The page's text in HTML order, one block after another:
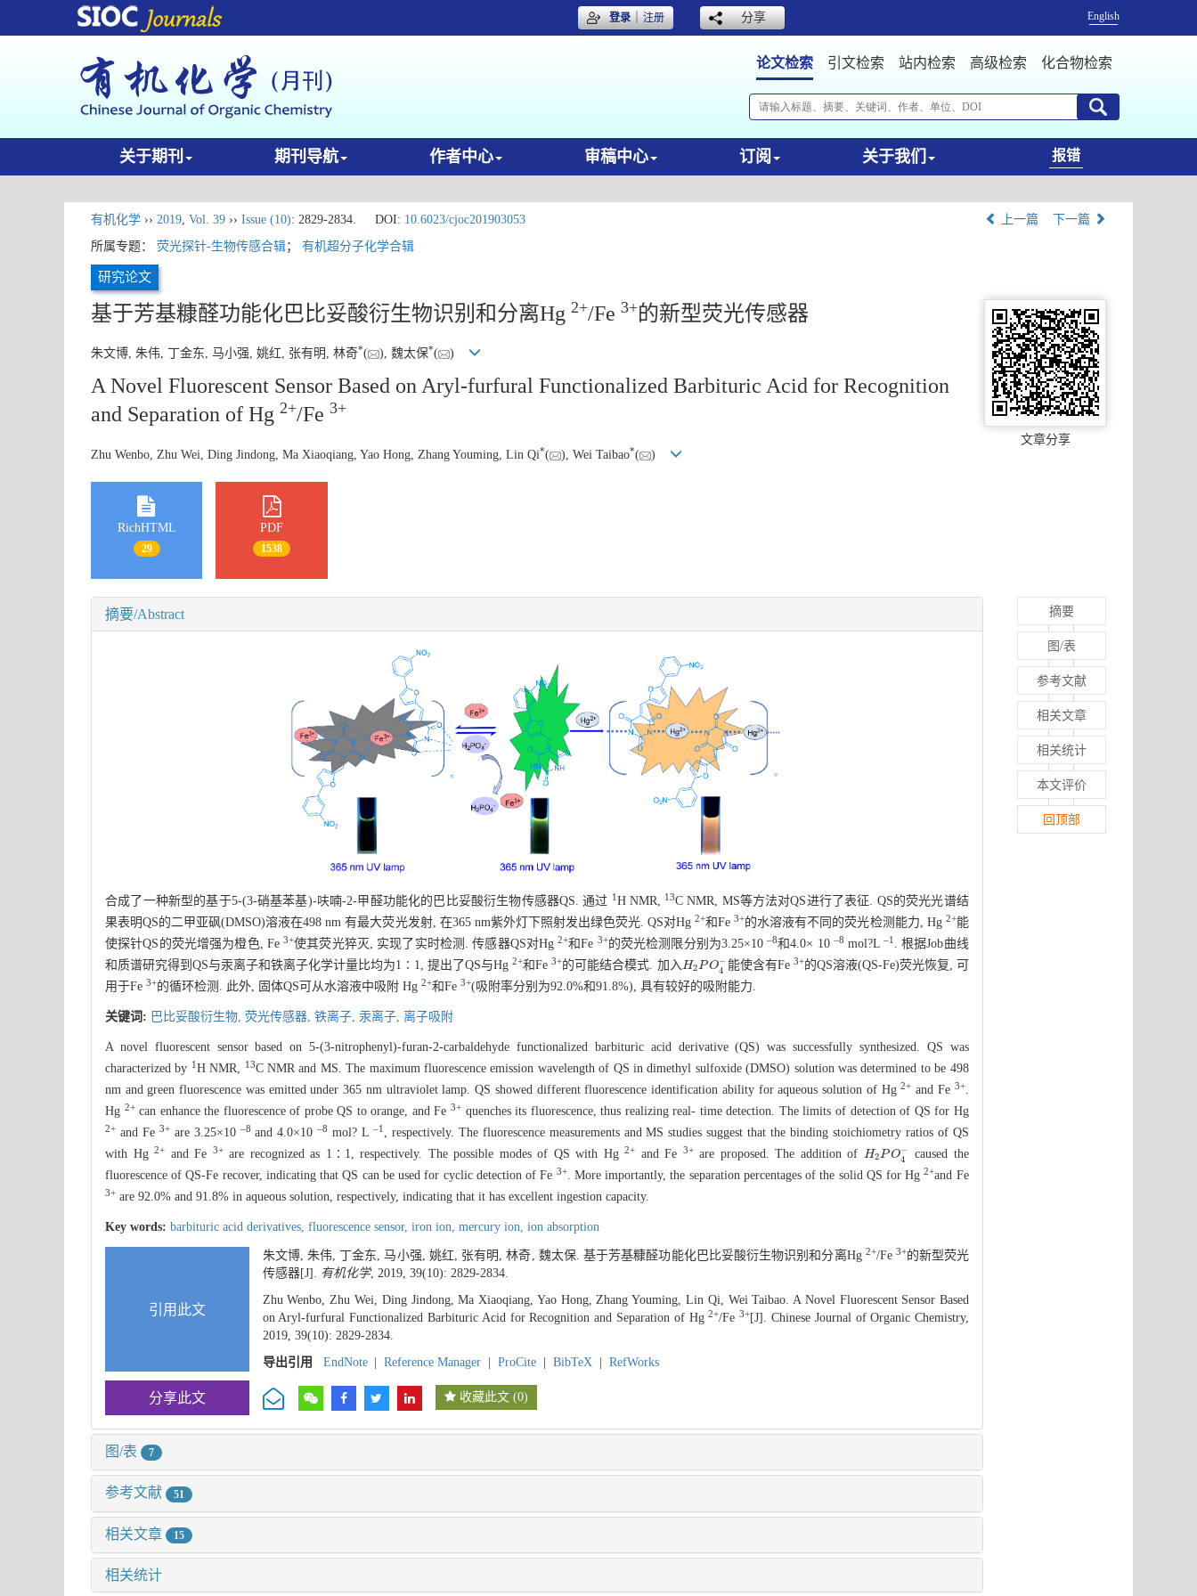
登录｜注册 分享 English
论文检索 引文检索 站内检索 高级检索 化合物检索
关于期刊 期刊导航 作者中心 审稿中心 订阅 关于我们 报错
有机化学 ›› 2019, Vol. 39 ›› Issue (10): 2829-2834. DOI: 10.6023/cjoc201903053 上一篇
下一篇
所属专题： 荧光探针-生物传感合辑； 有机超分子化学合辑
研究论文
基于芳基糠醛功能化巴比妥酸衍生物识别和分离Hg 2+/Fe 3+的新型荧光传感器
朱文博, 朱伟, 丁金东, 马小强, 姚红, 张有明, 林奇*( ), 魏太保*( )
A Novel Fluorescent Sensor Based on Aryl-furfural Functionalized Barbituric Acid for Recognition
and Separation of Hg 2+/Fe 3+
Zhu Wenbo, Zhu Wei, Ding Jindong, Ma Xiaoqiang, Yao Hong, Zhang Youming, Lin Qi*( ), Wei Taibao*( )
文章分享
RichHTML
29
PDF
1538
摘要/Abstract
合成了一种新型的基于5-(3-硝基苯基)-呋喃-2-甲醛功能化的巴比妥酸衍生物传感器QS. 通过 1 H NMR, 13C NMR, MS等方法对QS进行了表征. QS的荧光光谱结
果表明QS的二甲亚砜(DMSO)溶液在498 nm 有最大荧光发射, 在365 nm紫外灯下照射发出绿色荧光. QS对Hg2+和Fe3+的水溶液有不同的荧光检测能力, Hg 2+能
使探针QS的荧光增强为橙色, Fe 3+使其荧光猝灭, 实现了实时检测. 传感器QS对Hg2+和Fe 3+的荧光检测限分别为3.25×10–8和4.0× 10 –8 mol?L–1 . 根据Job曲线
和质谱研究得到QS与汞离子和铁离子化学计量比均为1∶1, 提出了QS与Hg2+和Fe3+的可能结合模式. 加入H2PO−
4
H2PO4− 能使含有Fe 3+的QS溶液(QS-Fe)荧光恢复, 可
用于Fe 3+的循环检测. 此外, 固体QS可从水溶液中吸附 Hg 2+和Fe 3+(吸附率分别为92.0%和91.8%), 具有较好的吸附能力.
关键词: 巴比妥酸衍生物, 荧光传感器, 铁离子, 汞离子, 离子吸附
A novel fluorescent sensor based on 5-(3-nitrophenyl)-furan-2-carbaldehyde functionalized barbituric acid derivative (QS) was successfully synthesized. QS was
characterized by 1 H NMR, 13C NMR and MS. The maximum fluorescence emission wavelength of QS in dimethyl sulfoxide (DMSO) solution was determined to be 498
nm and green fluorescence was emitted under 365 nm ultraviolet lamp. QS showed different fluorescence identification ability for aqueous solution of Hg2+ and Fe 3+.
Hg 2+can enhance the fluorescence of probe QS to orange, and Fe3+ quenches its fluorescence, thus realizing real- time detection. The limits of detection of QS for Hg
2+ and Fe 3+are 3.25×10 –8 and 4.0×10–8 mol? L –1 , respectively. The fluorescence measurements and MS studies suggest that the binding stoichiometry ratios of QS
with Hg2+ and Fe 3+are recognized as 1∶1, respectively. The possible modes of QS with Hg2+ and Fe 3+are proposed. The addition of H2PO−
4
H2PO4− caused the
fluorescence of QS-Fe recover, indicating that QS can be used for cyclic detection of Fe 3+. More importantly, the separation percentages of the solid QS for Hg2+and Fe
3+ are 92.0% and 91.8% in aqueous solution, respectively, indicating that it has excellent ingestion capacity.
Key words: barbituric acid derivatives, fluorescence sensor, iron ion, mercury ion, ion absorption
引用此文
朱文博, 朱伟, 丁金东, 马小强, 姚红, 张有明, 林奇, 魏太保. 基于芳基糠醛功能化巴比妥酸衍生物识别和分离Hg 2+/Fe 3+的新型荧光
传感器[J]. 有机化学, 2019, 39(10): 2829-2834.
Zhu Wenbo, Zhu Wei, Ding Jindong, Ma Xiaoqiang, Yao Hong, Zhang Youming, Lin Qi, Wei Taibao. A Novel Fluorescent Sensor Based
on Aryl-furfural Functionalized Barbituric Acid for Recognition and Separation of Hg2+/Fe3+[J]. Chinese Journal of Organic Chemistry,
2019, 39(10): 2829-2834.
导出引用
EndNote Reference Manager ProCite BibTeX RefWorks
分享此文 收藏此文 (0)
图/表 7
参考文献 51
相关文章 15
相关统计
摘要
图/表
参考文献
相关文章
相关统计
本文评价
回顶部